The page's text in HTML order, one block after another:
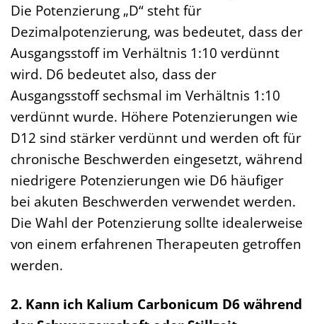
Die Potenzierung „D“ steht für
Dezimalpotenzierung, was bedeutet, dass der
Ausgangsstoff im Verhältnis 1:10 verdünnt
wird. D6 bedeutet also, dass der
Ausgangsstoff sechsmal im Verhältnis 1:10
verdünnt wurde. Höhere Potenzierungen wie
D12 sind stärker verdünnt und werden oft für
chronische Beschwerden eingesetzt, während
niedrigere Potenzierungen wie D6 häufiger
bei akuten Beschwerden verwendet werden.
Die Wahl der Potenzierung sollte idealerweise
von einem erfahrenen Therapeuten getroffen
werden.
2. Kann ich Kalium Carbonicum D6 während